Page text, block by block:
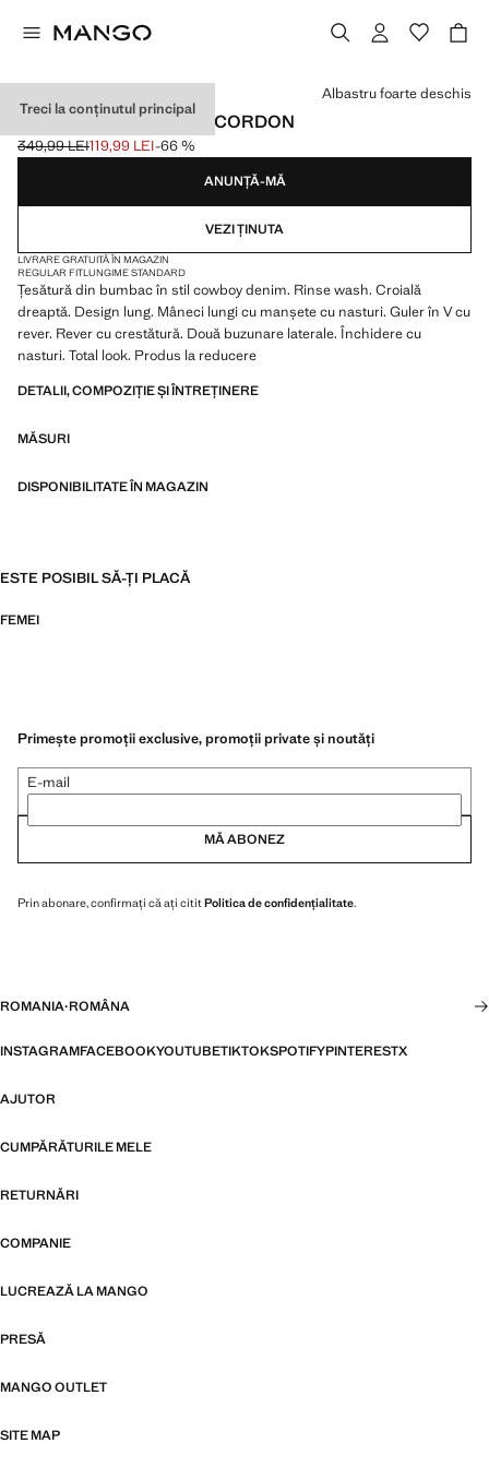
Treci la conținutul principal
TRENCI DIN DENIM CU CORDON
Preț inițial tăiat [349,99 LEI ]
349,99 LEI
Preț actual [119,99 LEI ]
119,99 LEI-66 %
Selectează o culoare
Albastru foarte deschis
ANUNȚĂ-MĂ
VEZI ȚINUTA
LIVRARE GRATUITĂ ÎN MAGAZIN
REGULAR FITLUNGIME STANDARD
Țesătură din bumbac în stil cowboy denim. Rinse wash. Croială
dreaptă. Design lung. Mâneci lungi cu manșete cu nasturi. Guler în V cu
rever. Rever cu crestătură. Două buzunare laterale. Închidere cu
nasturi. Total look. Produs la reducere
DETALII, COMPOZIȚIE ȘI ÎNTREȚINERE
MĂSURI
DISPONIBILITATE ÎN MAGAZIN
ESTE POSIBIL SĂ-ȚI PLACĂ
FEMEI
Primește promoții exclusive, promoții private și noutăți
E-mail
MĂ ABONEZ
Prin abonare, confirmați că ați cititPolitica de confidențialitate.
ROMANIA·ROMÂNA
INSTAGRAMFACEBOOKYOUTUBETIKTOKSPOTIFYPINTERESTX
AJUTOR
CUMPĂRĂTURILE MELE
RETURNĂRI
COMPANIE
LUCREAZĂ LA MANGO
PRESĂ
MANGO OUTLET
SITE MAP